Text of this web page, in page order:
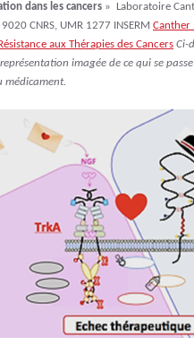
dans les cancers » Laboratoire
CNRS, UMR 1277 INSERM Canther
aux Thérapies des Cancers Ci-
imagée de ce qui se
médicament.